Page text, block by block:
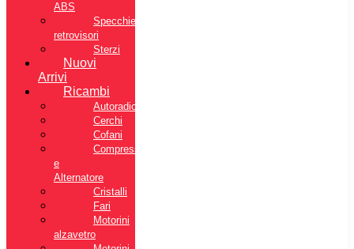
ABS
Specchietti
retrovisori
Sterzi
Nuovi
Arrivi
Ricambi
Autoradio
Cerchi
Cofani
Compressore
e
Alternatore
Cristalli
Fari
Motorini
alzavetro